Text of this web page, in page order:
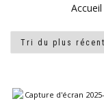
Accueil